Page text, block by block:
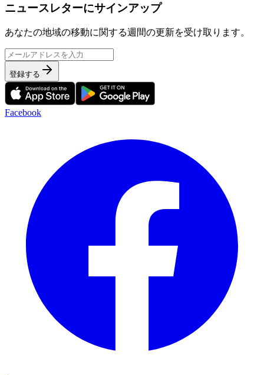
ニュースレターにサインアップ
あなたの地域の移動に関する週間の更新を受け取ります。
登録する
Facebook